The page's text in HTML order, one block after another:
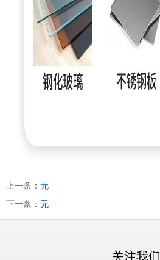
上一条： 无
下一条： 无
关注我们